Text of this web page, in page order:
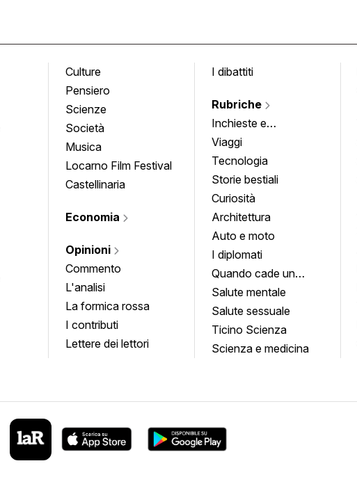
Culture
Pensiero
Scienze
Società
Musica
Locarno Film Festival
Castellinaria
Economia
Opinioni
Commento
L'analisi
La formica rossa
I contributi
Lettere dei lettori
I dibattiti
Rubriche
Inchieste e
approfondimenti
Viaggi
Tecnologia
Storie bestiali
Curiosità
Architettura
Auto e moto
I diplomati
Quando cade un
quadro
Salute mentale
Salute sessuale
Ticino Scienza
Scienza e medicina